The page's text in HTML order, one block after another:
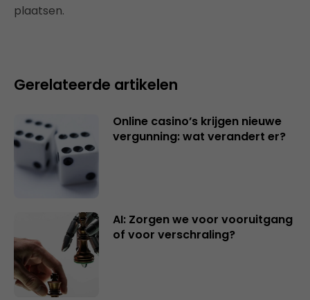
plaatsen.
Gerelateerde artikelen
Online casino’s krijgen nieuwe
vergunning: wat verandert er?
AI: Zorgen we voor vooruitgang
of voor verschraling?